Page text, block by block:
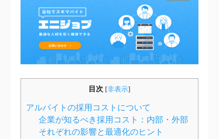
目次 [非表示]
アルバイトの採用コストについて
企業が知るべき採用コスト：内部・外部
それぞれの影響と最適化のヒント